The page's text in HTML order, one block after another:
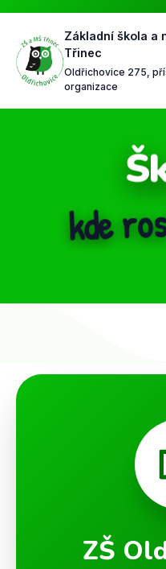
Základní škola a
Třinec
Oldřichovice 275,
organizace
kde
ZŠ